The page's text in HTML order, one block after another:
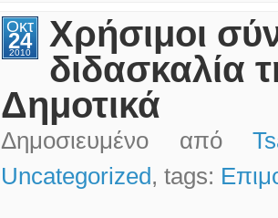
Οκτ
24
2010
Χρήσιμοι
διδασκαλία
Δημοτικά
Δημοσιευμένο από
Uncategorized, tags: